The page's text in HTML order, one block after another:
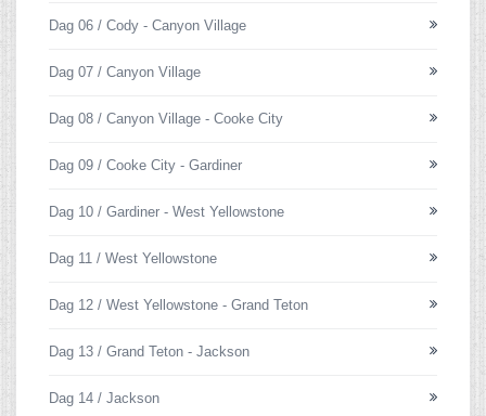
Dag 06 / Cody - Canyon Village
Dag 07 / Canyon Village
Dag 08 / Canyon Village - Cooke City
Dag 09 / Cooke City - Gardiner
Dag 10 / Gardiner - West Yellowstone
Dag 11 / West Yellowstone
Dag 12 / West Yellowstone - Grand Teton
Dag 13 / Grand Teton - Jackson
Dag 14 / Jackson